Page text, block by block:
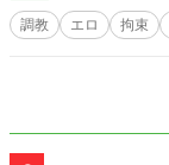
調教 エロ 拘束